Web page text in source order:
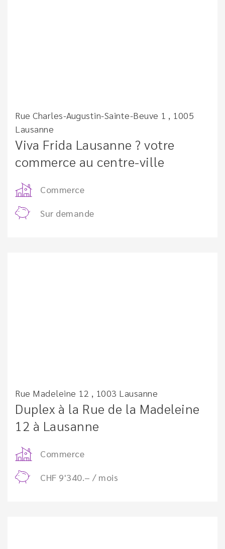
Rue Charles-Augustin-Sainte-Beuve 1 , 1005
Lausanne
Viva Frida Lausanne ? votre
commerce au centre-ville
Commerce
Sur demande
Rue Madeleine 12 , 1003 Lausanne
Duplex à la Rue de la Madeleine
12 à Lausanne
Commerce
CHF 9'340.– / mois